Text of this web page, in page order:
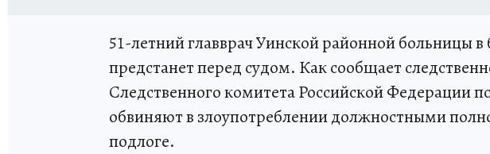
51-летний главврач Уинской районной больницы
предстанет перед судом. Как сообщает
Следственного комитета Российской
обвиняют в злоупотреблении должностными
подлоге.